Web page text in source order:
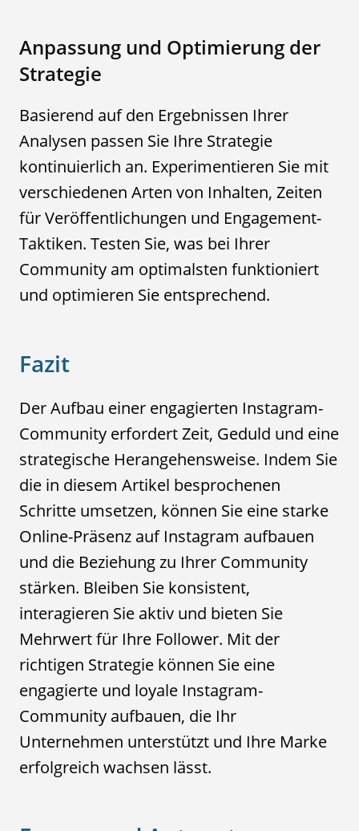
Anpassung und Optimierung der
Strategie
Basierend auf den Ergebnissen Ihrer
Analysen passen Sie Ihre Strategie
kontinuierlich an. Experimentieren Sie mit
verschiedenen Arten von Inhalten, Zeiten
für Veröffentlichungen und Engagement-
Taktiken. Testen Sie, was bei Ihrer
Community am optimalsten funktioniert
und optimieren Sie entsprechend.
Fazit
Der Aufbau einer engagierten Instagram-
Community erfordert Zeit, Geduld und eine
strategische Herangehensweise. Indem Sie
die in diesem Artikel besprochenen
Schritte umsetzen, können Sie eine starke
Online-Präsenz auf Instagram aufbauen
und die Beziehung zu Ihrer Community
stärken. Bleiben Sie konsistent,
interagieren Sie aktiv und bieten Sie
Mehrwert für Ihre Follower. Mit der
richtigen Strategie können Sie eine
engagierte und loyale Instagram-
Community aufbauen, die Ihr
Unternehmen unterstützt und Ihre Marke
erfolgreich wachsen lässt.